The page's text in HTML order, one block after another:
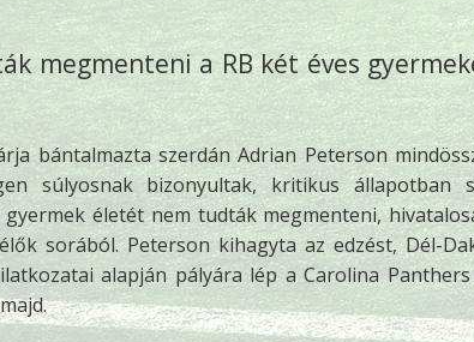
megmenteni a RB két éves
bántalmazta szerdán Adrian Peterson
súlyosnak bizonyultak, kritikus állapotban
életét nem tudták megmenteni,
sorából. Peterson kihagyta az edzést, Dél-
alapján pályára lép a Carolina